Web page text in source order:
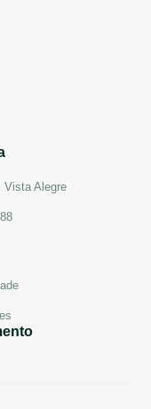
Vista Alegre